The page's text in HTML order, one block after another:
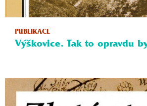
PUBLIKACE
Výškovice. Tak to opravdu